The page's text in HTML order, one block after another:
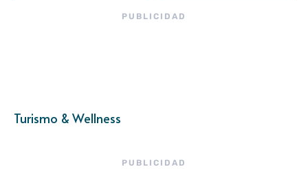
PUBLICIDAD
Turismo & Wellness
PUBLICIDAD